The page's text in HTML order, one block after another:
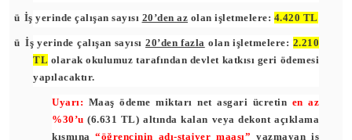
ü İş yerinde çalışan sayısı 20’den az olan işletmelere: 4.420 TL
ü İş yerinde çalışan sayısı 20’den fazla olan işletmelere: 2.210
TL olarak okulumuz tarafından devlet katkısı geri ödemesi
yapılacaktır.
Uyarı: Maaş ödeme miktarı net asgari ücretin en az
%30’u (6.631 TL) altında kalan veya dekont açıklama
kısmına“öğrencinin adı-stajyer maaşı” yazmayan iş